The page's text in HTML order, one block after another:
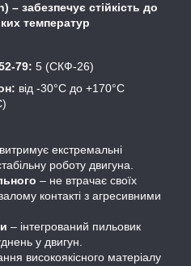
– забезпечує стійкість до
температур
79: 5 (СКФ-26)
від -30°C до +170°C
екстремальні
роботу двигуна.
– не втрачає своїх
контакті з агресивними
– інтегрований пильовик
у двигун.
високоякісного матеріалу